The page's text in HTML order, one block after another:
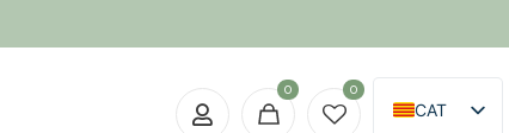
0 0
CAT